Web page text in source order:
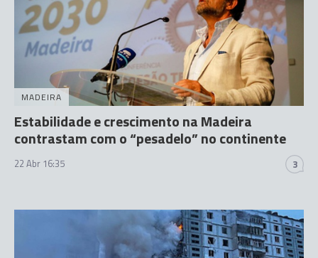
MADEIRA
Estabilidade e crescimento na Madeira
contrastam com o “pesadelo” no continente
22 Abr 16:35 3